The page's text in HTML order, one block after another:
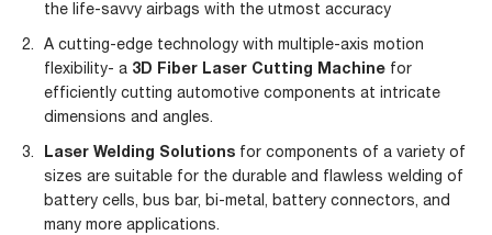
the life-savvy airbags with the utmost accuracy
A cutting-edge technology with multiple-axis motion
flexibility- a 3D Fiber Laser Cutting Machine for
efficiently cutting automotive components at intricate
dimensions and angles.
Laser Welding Solutions for components of a variety of
sizes are suitable for the durable and flawless welding of
battery cells, bus bar, bi-metal, battery connectors, and
many more applications.